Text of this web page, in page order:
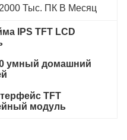
2000 Тыс. ПК В Месяц
IPS TFT LCD
умный домашний
TFT
модуль